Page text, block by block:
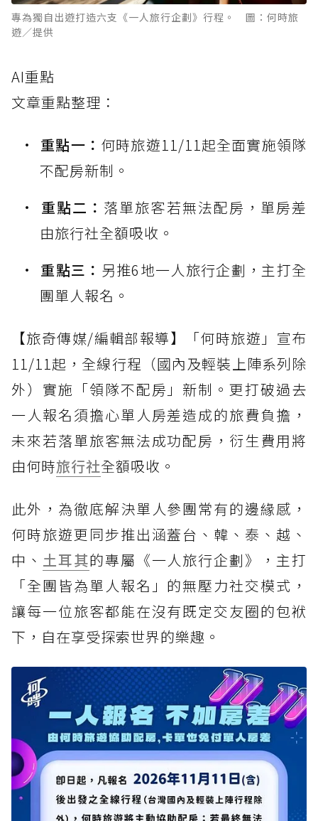
專為獨自出遊打造六支《一人旅行企劃》行程。 圖：何時旅
遊／提供
AI重點
文章重點整理：
重點一： 何時旅遊11/11起全面實施領隊
不配房新制。
重點二： 落單旅客若無法配房，單房差
由旅行社全額吸收。
重點三： 另推6地一人旅行企劃，主打全
團單人報名。
【旅奇傳媒/編輯部報導】「何時旅遊」宣布
11/11起，全線行程（國內及輕裝上陣系列除
外）實施「領隊不配房」新制。更打破過去
一人報名須擔心單人房差造成的旅費負擔，
未來若落單旅客無法成功配房，衍生費用將
由何時旅行社全額吸收。
此外，為徹底解決單人參團常有的邊緣感，
何時旅遊更同步推出涵蓋台、韓、泰、越、
中、 土耳其的專屬《一人旅行企劃》，主打
「全團皆為單人報名」的無壓力社交模式，
讓每一位旅客都能在沒有既定交友圈的包袱
下，自在享受探索世界的樂趣。